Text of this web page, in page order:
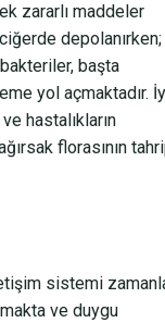
zararlı maddeler
depolanırken;
başta
yol açmaktadır.
hastalıkların
florasının
sistemi
ve duygu